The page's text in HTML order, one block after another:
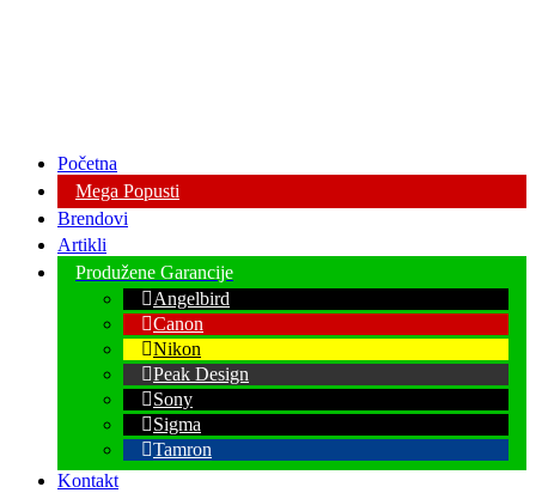
Početna
Mega Popusti
Brendovi
Artikli
Produžene Garancije
Angelbird
Canon
Nikon
Peak Design
Sony
Sigma
Tamron
Kontakt